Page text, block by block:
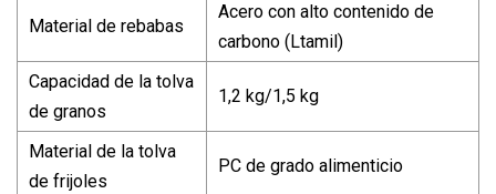
Material de rebabas
Acero con alto contenido de
carbono (Ltamil)
Capacidad de la tolva
de granos
1,2 kg/1,5 kg
Material de la tolva
de frijoles
PC de grado alimenticio